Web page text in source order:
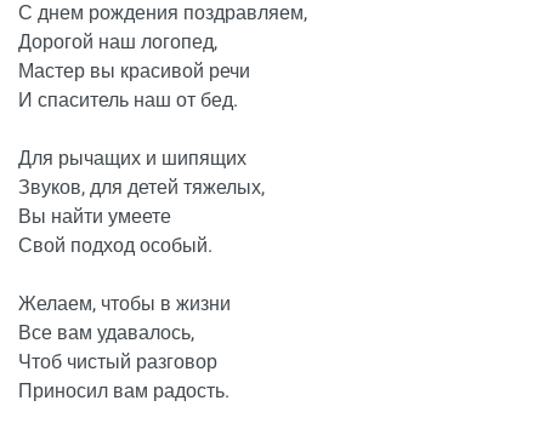
С днем рождения поздравляем,
Дорогой наш логопед,
Мастер вы красивой речи
И спаситель наш от бед.
Для рычащих и шипящих
Звуков, для детей тяжелых,
Вы найти умеете
Свой подход особый.
Желаем, чтобы в жизни
Все вам удавалось,
Чтоб чистый разговор
Приносил вам радость.